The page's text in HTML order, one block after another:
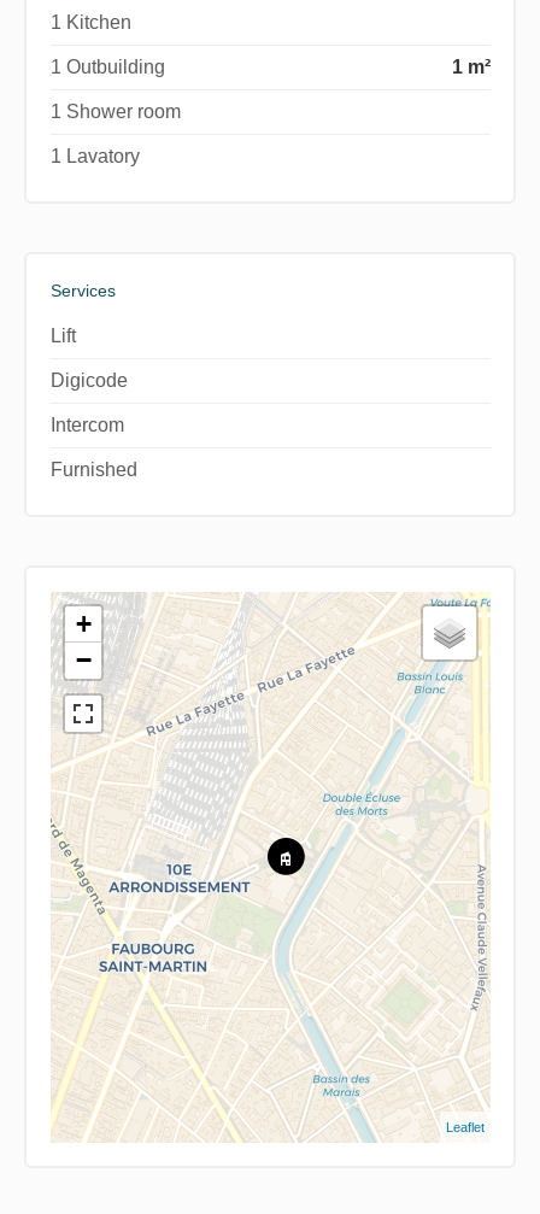
1 Kitchen
1 Outbuilding 1 m²
1 Shower room
1 Lavatory
Services
Lift
Digicode
Intercom
Furnished
+
−
Leaflet